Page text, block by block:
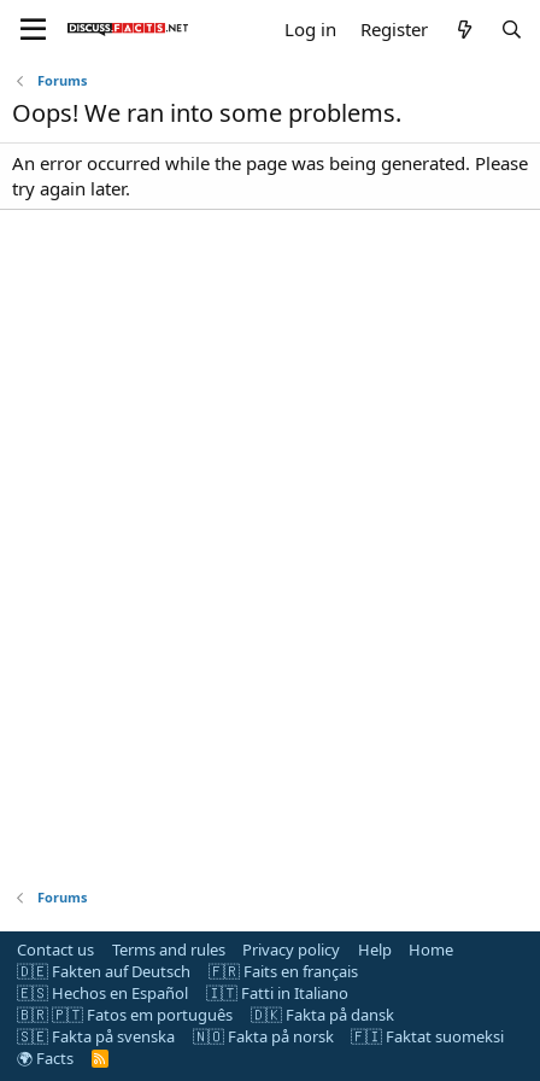
Log in Register
Forums
Oops! We ran into some problems.
An error occurred while the page was being generated. Please
try again later.
Forums
Contact us Terms and rules Privacy policy Help
Home
🇩🇪 Fakten auf Deutsch
🇫🇷 Faits en français
🇪🇸 Hechos en Español
🇮🇹 Fatti in Italiano
🇧🇷 🇵🇹 Fatos em português
🇩🇰 Fakta på dansk
🇸🇪 Fakta på svenska
🇳🇴 Fakta på norsk
🇫🇮 Faktat suomeksi
🌍 Facts
R